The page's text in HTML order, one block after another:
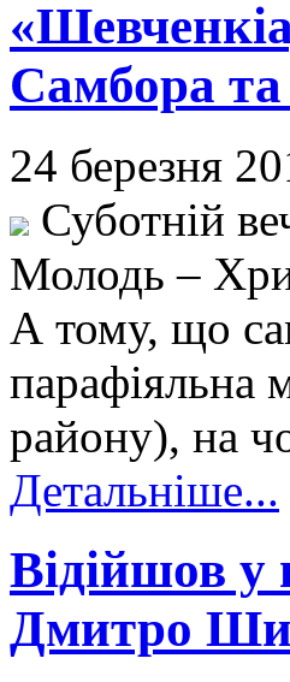
Самбора
24 березня
Суботній
Молодь –
А тому, що
парафіяльна
району), на
Детальніше...
Відійшов у
Дмитро